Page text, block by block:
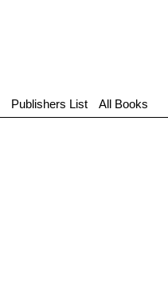
Publishers List All Books